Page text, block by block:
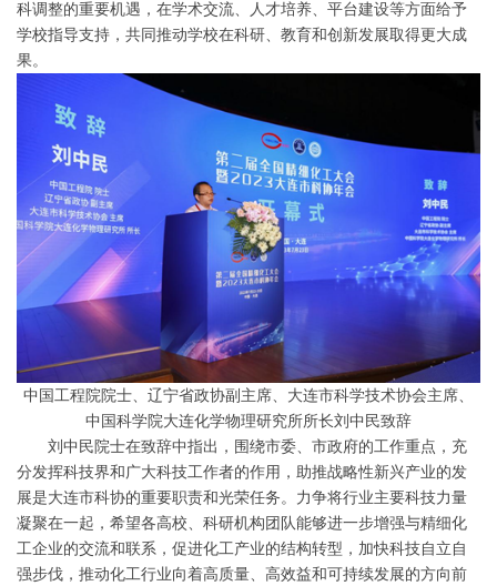
科调整的重要机遇，在学术交流、人才培养、平台建设等方面给予
学校指导支持，共同推动学校在科研、教育和创新发展取得更大成
果。
中国工程院院士、辽宁省政协副主席、大连市科学技术协会主席、
中国科学院大连化学物理研究所所长刘中民致辞
刘中民院士在致辞中指出，围绕市委、市政府的工作重点，充
分发挥科技界和广大科技工作者的作用，助推战略性新兴产业的发
展是大连市科协的重要职责和光荣任务。力争将行业主要科技力量
凝聚在一起，希望各高校、科研机构团队能够进一步增强与精细化
工企业的交流和联系，促进化工产业的结构转型，加快科技自立自
强步伐，推动化工行业向着高质量、高效益和可持续发展的方向前